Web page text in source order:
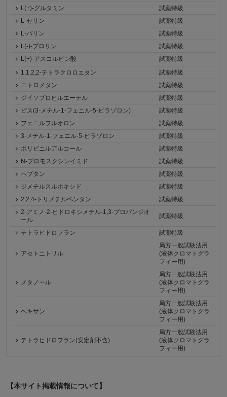
L(+)-グルタミン
試薬特級
L-セリン
試薬特級
L-バリン
試薬特級
L(-)-プロリン
試薬特級
L(+)-アスコルビン酸
試薬特級
1,1,2,2-テトラクロロエタン
試薬特級
ニトロメタン
試薬特級
ジイソプロピルエーテル
試薬特級
ビス(3-メチル-1-フェニル-5-ピラゾロン)
試薬特級
フェニルフルオロン
試薬特級
3-メチル-1-フェニル-5-ピラゾロン
試薬特級
ポリビニルアルコール
試薬特級
N-ブロモスクシンイミド
試薬特級
ヘプタン
試薬特級
ジメチルスルホキシド
試薬特級
2,2,4-トリメチルペンタン
試薬特級
2-アミノ-2-ヒドロキシメチル-1,3-プロパンジオ
ール
試薬特級
テトラヒドロフラン 試薬特級
アセトニトリル
局方一般試験法用
(液体クロマトグラ
フィー用)
メタノール
局方一般試験法用
(液体クロマトグラ
フィー用)
ヘキサン
局方一般試験法用
(液体クロマトグラ
フィー用)
テトラヒドロフラン(安定剤不含)
局方一般試験法用
(液体クロマトグラ
フィー用)
【本サイト掲載情報について】